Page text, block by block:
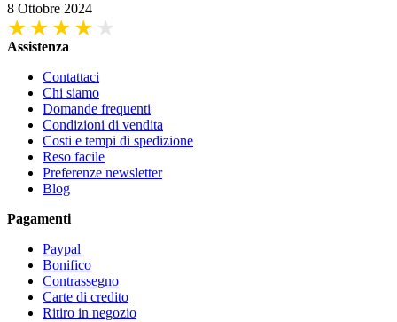
8 Ottobre 2024
Assistenza
Contattaci
Chi siamo
Domande frequenti
Condizioni di vendita
Costi e tempi di spedizione
Reso facile
Preferenze newsletter
Blog
Pagamenti
Paypal
Bonifico
Contrassegno
Carte di credito
Ritiro in negozio